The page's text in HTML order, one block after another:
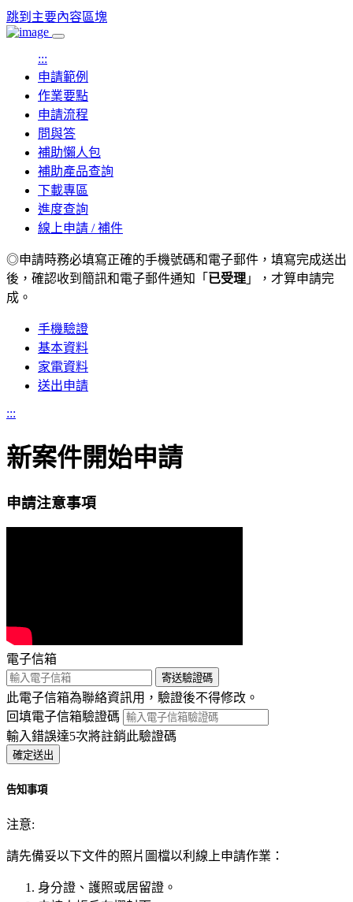
跳到主要內容區塊
:::
申請範例
作業要點
申請流程
問與答
補助懶人包
補助產品查詢
下載專區
進度查詢
線上申請 / 補件
◎申請時務必填寫正確的手機號碼和電子郵件，填寫完成送出
後， 確認收到簡訊和電子郵件通知「 已受理 」，才算申請完
成。
手機驗證
基本資料
家電資料
送出申請
:::
新案件開始申請
申請注意事項
電子信箱
寄送驗證碼
此電子信箱為聯絡資訊用，驗證後不得修改。
回填電子信箱驗證碼
輸入錯誤達5次將註銷此驗證碼
告知事項
注意:
請先備妥以下文件的照片圖檔以利線上申請作業：
身分證、護照或居留證。